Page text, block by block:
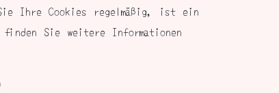
Ihre Cookies regelmäßig, ist ein
Sie weitere Informationen